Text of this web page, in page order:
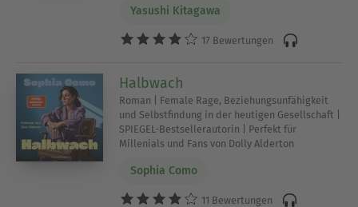
Yasushi Kitagawa
17 Bewertungen
Halbwach
Roman | Female Rage, Beziehungsunfähigkeit
und Selbstfindung in der heutigen Gesellschaft |
SPIEGEL-Bestsellerautorin | Perfekt für
Millenials und Fans von Dolly Alderton
Sophia Como
11 Bewertungen